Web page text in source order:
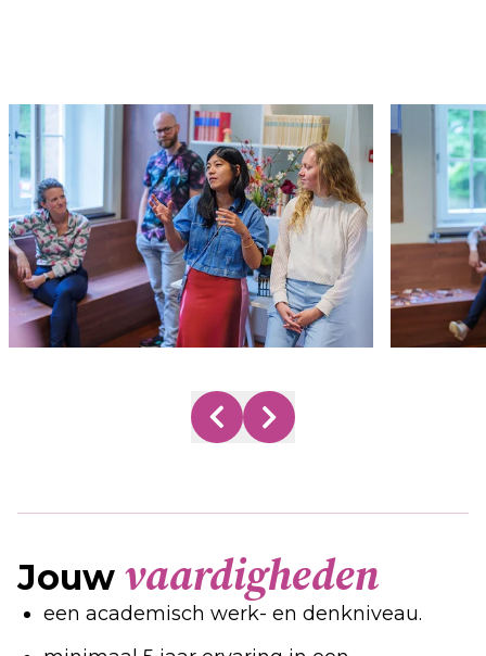
elke verandering. Om digitaliseringstrajecten
te laten slagen is het noodzakelijk dat deze
drie aspecten gelijkwaardige aandacht
krijgen. Door bij elk project deze benadering
te hanteren, ontstaat een omgeving waar
betrokken medewerkers, positieve energie en
techniek die aansluit bij de praktijk
samenkomen. Op naar een succesvolle
digitale transformatie!
Je werkt aan digitale transformaties
binnen de zorgsector.
regionale samenwerkingsverbanden en
Je werkt samen in een betrokken team dat
zich inzet voor impactvolle opdrachten..
Jouw vaardigheden
een academisch werk- en denkniveau.